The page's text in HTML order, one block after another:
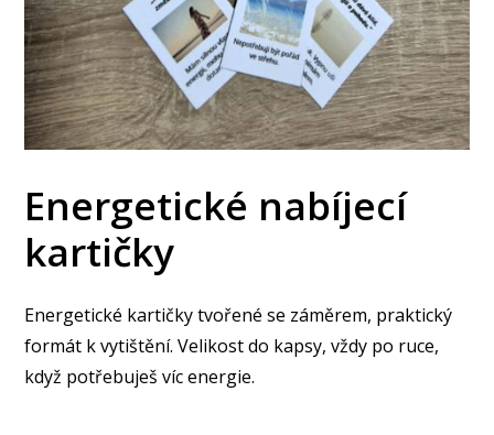
Energetické nabíjecí
kartičky
Energetické kartičky tvořené se záměrem, praktický
formát k vytištění. Velikost do kapsy, vždy po ruce,
když potřebuješ víc energie.